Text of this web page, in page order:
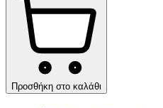
Προσθήκη στο καλάθι